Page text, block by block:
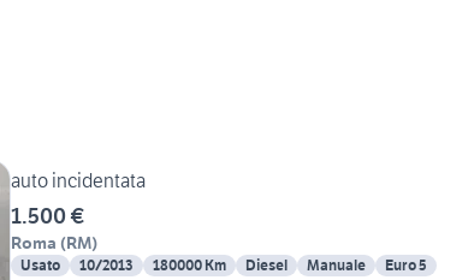
auto incidentata
1.500 €
Roma (RM)
Usato 10/2013 180000 Km Diesel Manuale Euro 5